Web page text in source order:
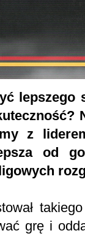
lepszego
z
od
grę i